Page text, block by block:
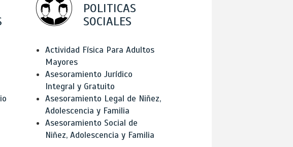
POLITICAS
SOCIALES
Actividad Física Para Adultos
Mayores
Asesoramiento Jurídico
Integral y Gratuito
Asesoramiento Legal de Niñez,
Adolescencia y Familia
Asesoramiento Social de
Niñez, Adolescencia y Familia